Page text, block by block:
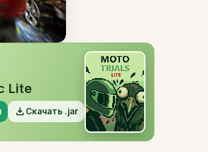
Lite
file_download Скачать .jar